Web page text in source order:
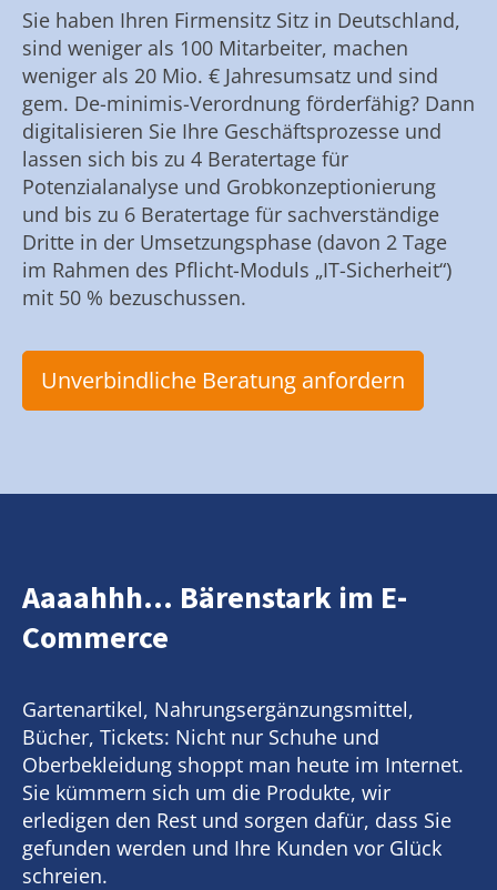
Sie haben Ihren Firmensitz Sitz in Deutschland,
sind weniger als 100 Mitarbeiter, machen
weniger als 20 Mio. € Jahresumsatz und sind
gem. De-minimis-Verordnung förderfähig? Dann
digitalisieren Sie Ihre Geschäftsprozesse und
lassen sich bis zu 4 Beratertage für
Potenzialanalyse und Grobkonzeptionierung
und bis zu 6 Beratertage für sachverständige
Dritte in der Umsetzungsphase (davon 2 Tage
im Rahmen des Pflicht-Moduls „IT-Sicherheit“)
mit 50 % bezuschussen.
Unverbindliche Beratung anfordern
Aaaahhh... Bärenstark im E-
Commerce
Gartenartikel, Nahrungsergänzungsmittel,
Bücher, Tickets: Nicht nur Schuhe und
Oberbekleidung shoppt man heute im Internet.
Sie kümmern sich um die Produkte, wir
erledigen den Rest und sorgen dafür, dass Sie
gefunden werden und Ihre Kunden vor Glück
schreien.